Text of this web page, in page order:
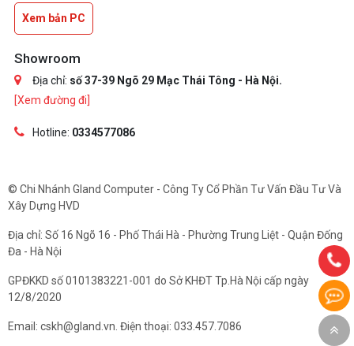
Xem bản PC
Showroom
Địa chỉ: số 37-39 Ngõ 29 Mạc Thái Tông - Hà Nội.
[Xem đường đi]
Hotline: 0334577086
© Chi Nhánh Gland Computer - Công Ty Cổ Phần Tư Vấn Đầu Tư Và
Xây Dựng HVD
Địa chỉ: Số 16 Ngõ 16 - Phố Thái Hà - Phường Trung Liệt - Quận Đống
Đa - Hà Nội
GPĐKKD số 0101383221-001 do Sở KHĐT Tp.Hà Nội cấp ngày
12/8/2020
Email: cskh@gland.vn. Điện thoại: 033.457.7086